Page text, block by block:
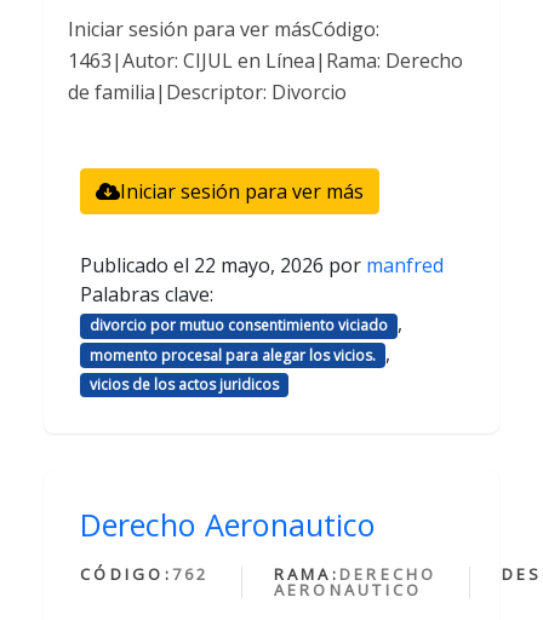
Iniciar sesión para ver másCódigo:
1463|Autor: CIJUL en Línea|Rama: Derecho
de familia|Descriptor: Divorcio
Iniciar sesión para ver más
Publicado el 22 mayo, 2026 por manfred
Palabras clave:
divorcio por mutuo consentimiento viciado ,
momento procesal para alegar los vicios. ,
vicios de los actos juridicos
Derecho Aeronautico
CÓDIGO: 762 RAMA: DERECHO
AERONAUTICO